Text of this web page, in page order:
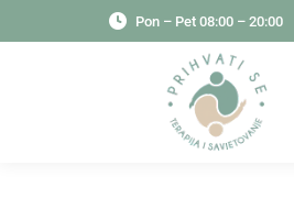
Pon – Pet 08:00 – 20:00